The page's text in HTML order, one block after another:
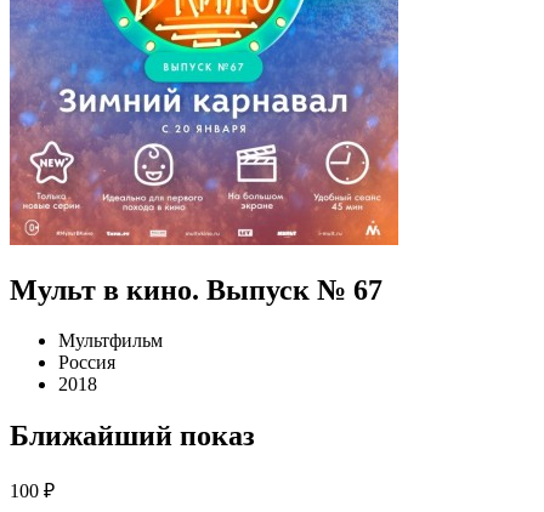
Мульт в кино. Выпуск № 67
Мультфильм
Россия
2018
Ближайший показ
100 ₽